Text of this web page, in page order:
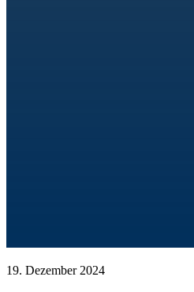
19. Dezember 2024